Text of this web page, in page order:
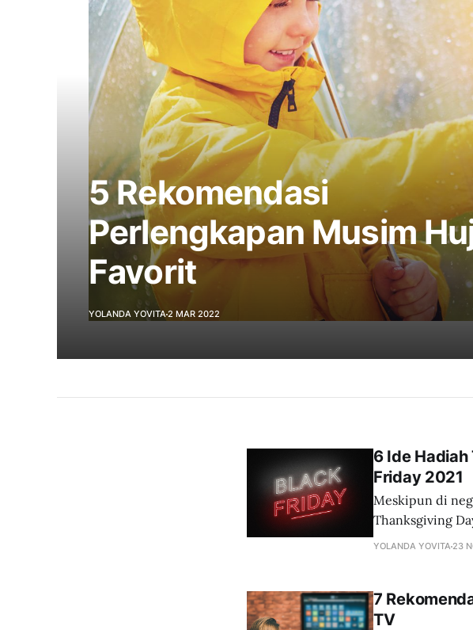
5 Rekomendasi
Perlengkapan Musim
Favorit
YOLANDA YOVITA2 MAR 2022
6 Ide
Friday 2021
Meskipun di
Thanksgiving
ini dan apa saja
YOLANDA YOVITA 23
7
TV